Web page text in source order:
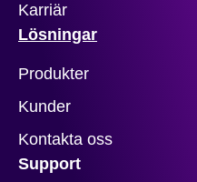
Karriär
Lösningar
Produkter
Kunder
Kontakta oss
Support